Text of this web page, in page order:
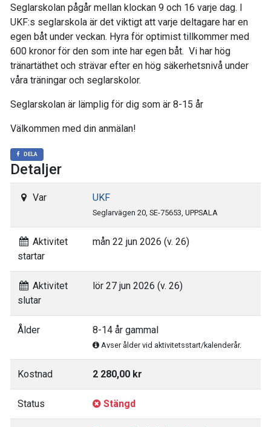
Seglarskolan pågår mellan klockan 9 och 16 varje dag. I
UKF:s seglarskola är det viktigt att varje deltagare har en
egen båt under veckan. Hyra för optimist tillkommer med
600 kronor för den som inte har egen båt. Vi har hög
tränartäthet och strävar efter en hög säkerhetsnivå under
våra träningar och seglarskolor.
Seglarskolan är lämplig för dig som är 8-15 år
Välkommen med din anmälan!
DELA
Detaljer
Var UKF
Seglarvägen 20, SE-75653, UPPSALA
Aktivitet
startar
mån 22 jun 2026 (v. 26)
Aktivitet
slutar
lör 27 jun 2026 (v. 26)
Ålder 8-14 år gammal
Avser ålder vid aktivitetsstart/kalenderår.
Kostnad 2 280,00 kr
Status Stängd